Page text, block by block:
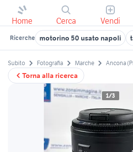
Home Cerca Vendi
Ricerche motorino 50 usato napoli
Torna alla ricerca
Subito Fotografia Marche Ancona
1/3